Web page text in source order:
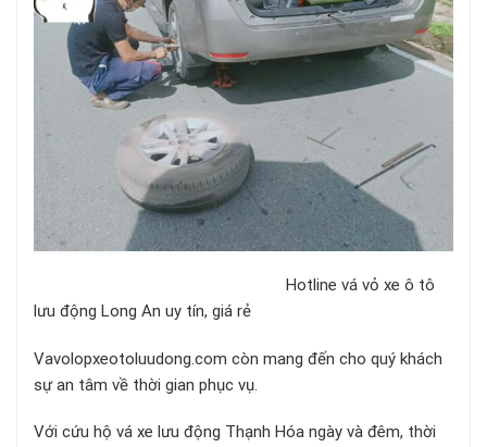
Hotline vá vỏ xe ô tô
lưu động Long An uy tín, giá rẻ
Vavolopxeotoluudong.com còn mang đến cho quý khách
sự an tâm về thời gian phục vụ.
Với cứu hộ vá xe lưu động Thạnh Hóa ngày và đêm, thời